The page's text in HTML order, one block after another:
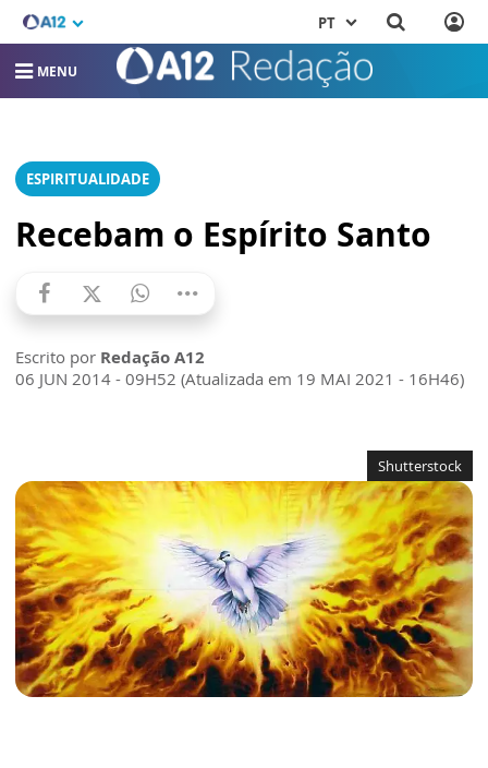
PT
MENU
ESPIRITUALIDADE
Recebam o Espírito Santo
Escrito por Redação A12
06 JUN 2014 - 09H52 (Atualizada em 19 MAI 2021 - 16H46)
Shutterstock